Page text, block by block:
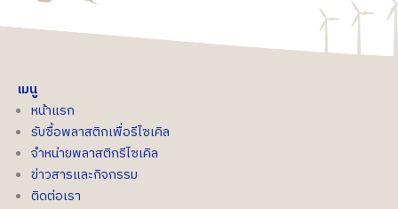
เมนู
หน้าแรก
รับซื้อพลาสติกเพื่อรีไซเคิล
จำหน่ายพลาสติกรีไซเคิล
ข่าวสารและกิจกรรม
ติดต่อเรา